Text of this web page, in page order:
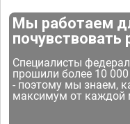
Мы работаем
почувствовать
Специалисты
прошили более 10
- поэтому мы знаем,
максимум от